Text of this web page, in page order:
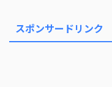
スポンサードリンク